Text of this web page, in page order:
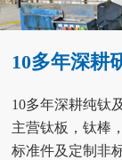
10多年深耕
10多年深耕纯钛
主营钛板，钛棒
标准件及定制非